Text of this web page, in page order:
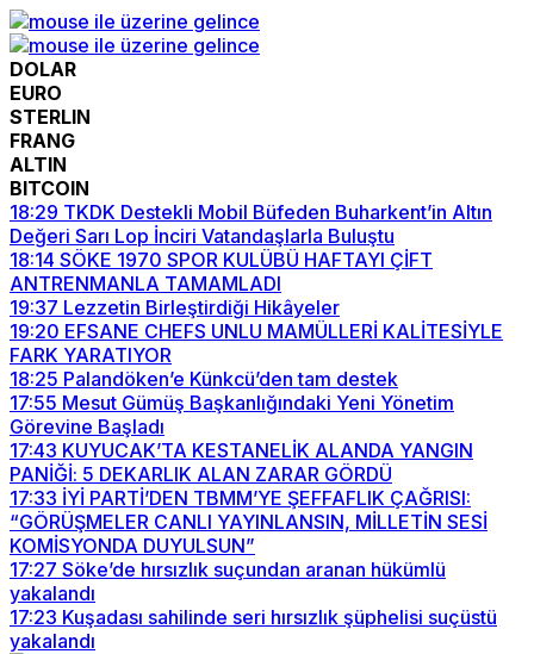
DOLAR
EURO
STERLIN
FRANG
ALTIN
BITCOIN
18:29 TKDK Destekli Mobil Büfeden Buharkent’in Altın
Değeri Sarı Lop İnciri Vatandaşlarla Buluştu
18:14 SÖKE 1970 SPOR KULÜBÜ HAFTAYI ÇİFT
ANTRENMANLA TAMAMLADI
19:37 Lezzetin Birleştirdiği Hikâyeler
19:20 EFSANE CHEFS UNLU MAMÜLLERİ KALİTESİYLE
FARK YARATIYOR
18:25 Palandöken’e Künkcü’den tam destek
17:55 Mesut Gümüş Başkanlığındaki Yeni Yönetim
Görevine Başladı
17:43 KUYUCAK’TA KESTANELİK ALANDA YANGIN
PANİĞİ: 5 DEKARLIK ALAN ZARAR GÖRDÜ
17:33 İYİ PARTİ’DEN TBMM’YE ŞEFFAFLIK ÇAĞRISI:
“GÖRÜŞMELER CANLI YAYINLANSIN, MİLLETİN SESİ
KOMİSYONDA DUYULSUN”
17:27 Söke’de hırsızlık suçundan aranan hükümlü
yakalandı
17:23 Kuşadası sahilinde seri hırsızlık şüphelisi suçüstü
yakalandı